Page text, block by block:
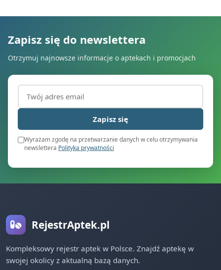
Zapisz się do newslettera
Otrzymuj najnowsze informacje o aptekach i promocjach
Adres email (wymagany)
Zapisz się
Wyrażam zgodę na przetwarzanie danych w celu otrzymywania
newslettera Polityka prywatności
RejestrAptek.pl
Kompleksowy rejestr aptek w Polsce. Znajdź aptekę w
swojej okolicy z aktualną bazą danych.